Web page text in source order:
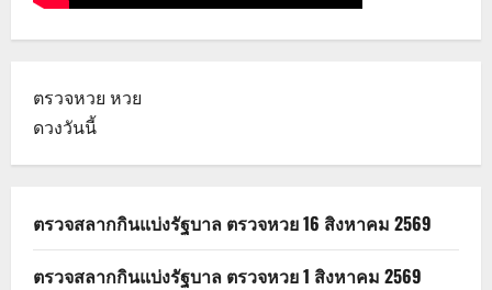
ตรวจหวย หวย
ดวงวันนี้
ตรวจสลากกินแบ่งรัฐบาล ตรวจหวย 16 สิงหาคม 2569
ตรวจสลากกินแบ่งรัฐบาล ตรวจหวย 1 สิงหาคม 2569